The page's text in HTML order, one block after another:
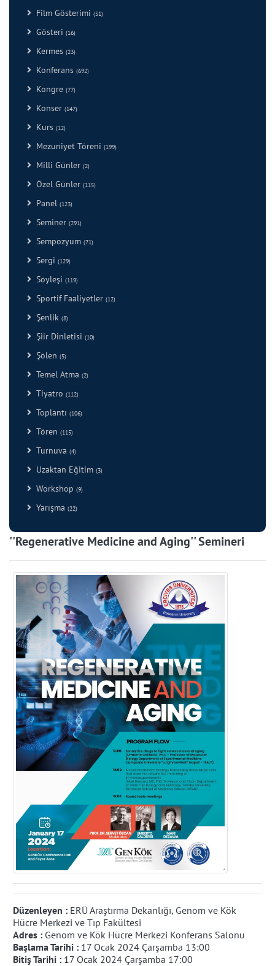
Film Gösterimi (51)
Gösteri (16)
Kermes (23)
Konferans (692)
Kongre (77)
Konser (147)
Kurs (12)
Mezuniyet Töreni (199)
Milli Günler (2)
Özel Günler (115)
Panel (123)
Seminer (291)
Sempozyum (71)
Sergi (129)
Söyleşi (119)
Sportif Faaliyetler (12)
Şenlik (8)
Şiir Dinletisi (10)
Şölen (5)
Temel Atma (2)
Tiyatro (112)
Toplantı (106)
Tören (115)
Turnuva (4)
Uzaktan Eğitim (3)
Workshop (9)
Yarışma (22)
''Regenerative Medicine and Aging'' Semineri
Düzenleyen : ERÜ Araştırma Dekanlığı, Genom ve Kök
Hücre Merkezi ve Tıp Fakültesi
Adres : Genom ve Kök Hücre Merkezi Konferans Salonu
Başlama Tarihi : 17 Ocak 2024 Çarşamba 13:00
Bitiş Tarihi : 17 Ocak 2024 Çarşamba 17:00